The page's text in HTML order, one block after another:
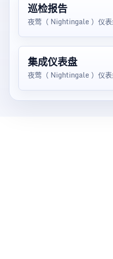
巡检报告
夜莺（ Nightingale ）仪
集成仪表盘
夜莺（ Nightingale ）仪